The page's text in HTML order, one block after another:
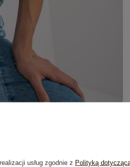
usług zgodnie z Polityką